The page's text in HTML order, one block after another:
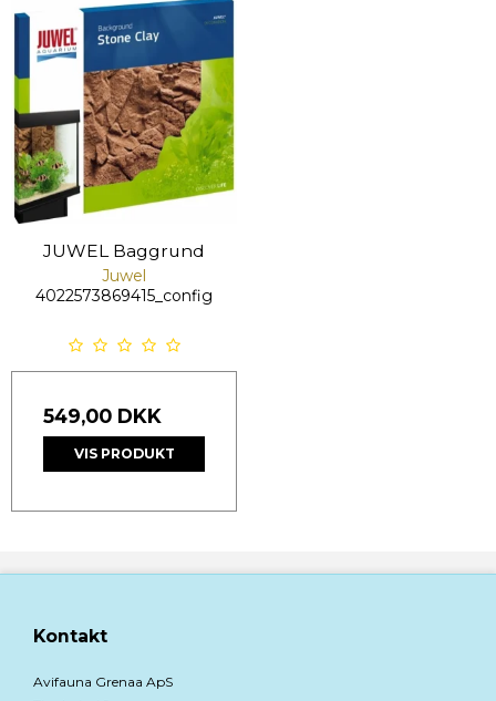
JUWEL Baggrund
Juwel
4022573869415_config
549,00 DKK
VIS PRODUKT
Kontakt
Avifauna Grenaa ApS